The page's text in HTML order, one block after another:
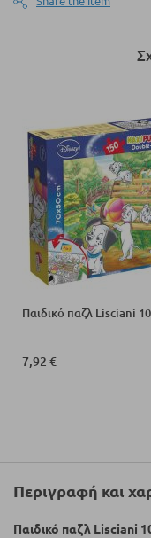
Παιδικό παζλ Lisciani
7,92 €
Περιγραφή και
Παιδικό παζλ Lisciani